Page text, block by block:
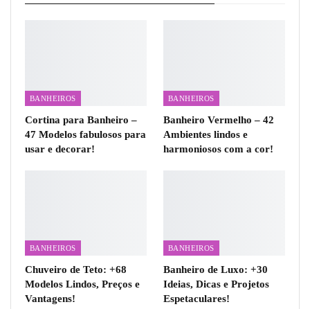
BANHEIROS
Cortina para Banheiro –
47 Modelos fabulosos para
usar e decorar!
BANHEIROS
Banheiro Vermelho – 42
Ambientes lindos e
harmoniosos com a cor!
BANHEIROS
Chuveiro de Teto: +68
Modelos Lindos, Preços e
Vantagens!
BANHEIROS
Banheiro de Luxo: +30
Ideias, Dicas e Projetos
Espetaculares!